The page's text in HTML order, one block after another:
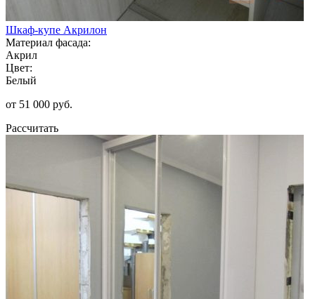
Шкаф-купе Акрилон
Материал фасада:
Акрил
Цвет:
Белый
от 51 000 руб.
Рассчитать